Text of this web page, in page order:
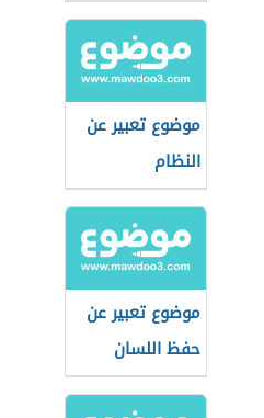
موضوع تعبير عن
النظام
موضوع تعبير عن
حفظ اللسان